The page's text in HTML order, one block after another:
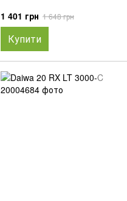
1 401 грн 1 648 грн
Купити